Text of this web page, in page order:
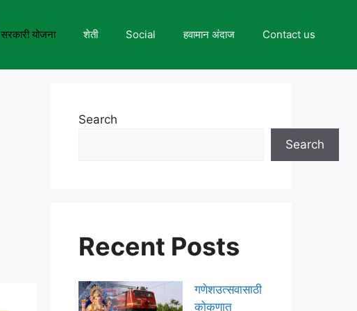
सरकारी योजना शेती Social हवामान अंदाज Contact us
Search
Search
Recent Posts
गणेशउत्सवासाठी
कोकणात